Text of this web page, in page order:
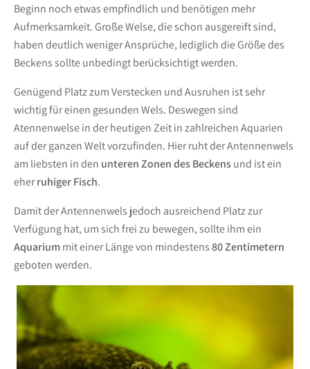
Beginn noch etwas empfindlich und benötigen mehr
Aufmerksamkeit. Große Welse, die schon ausgereift sind,
haben deutlich weniger Ansprüche, lediglich die Größe des
Beckens sollte unbedingt berücksichtigt werden.
Genügend Platz zum Verstecken und Ausruhen ist sehr
wichtig für einen gesunden Wels. Deswegen sind
Atennenwelse in der heutigen Zeit in zahlreichen Aquarien
auf der ganzen Welt vorzufinden. Hier ruht der Antennenwels
am liebsten in den unteren Zonen des Beckensund ist ein
eherruhiger Fisch.
Damit der Antennenwels jedoch ausreichend Platz zur
Verfügung hat, um sich frei zu bewegen, sollte ihm ein
Aquariummit einer Länge von mindestens80 Zentimetern
geboten werden.